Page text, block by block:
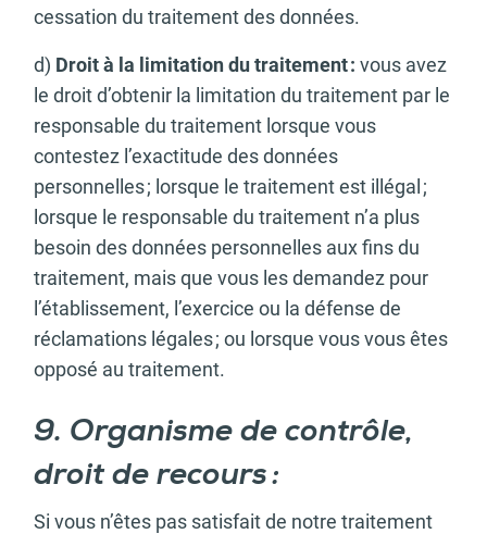
cessation du traitement des données.
d) Droit à la limitation du traitement : vous avez
le droit d’obtenir la limitation du traitement par le
responsable du traitement lorsque vous
contestez l’exactitude des données
personnelles ; lorsque le traitement est illégal ;
lorsque le responsable du traitement n’a plus
besoin des données personnelles aux fins du
traitement, mais que vous les demandez pour
l’établissement, l’exercice ou la défense de
réclamations légales ; ou lorsque vous vous êtes
opposé au traitement.
9. Organisme de contrôle,
droit de recours :
Si vous n’êtes pas satisfait de notre traitement